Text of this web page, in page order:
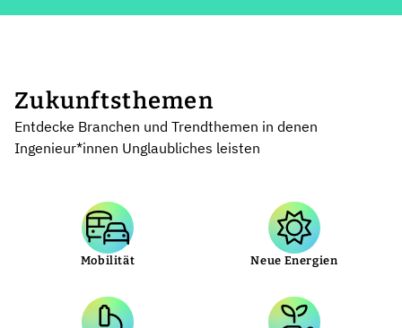
Zukunftsthemen
Entdecke Branchen und Trendthemen in denen
Ingenieur*innen Unglaubliches leisten
Mobilität Neue Energien